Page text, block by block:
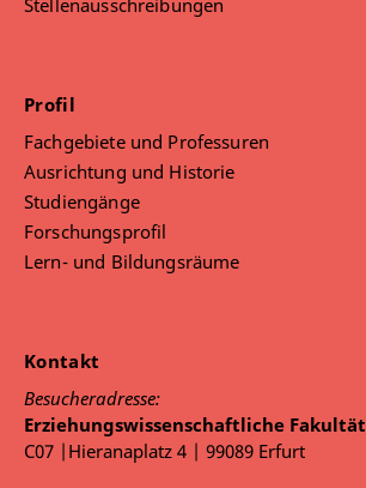
Stellenausschreibungen
Profil
Fachgebiete und Professuren
Ausrichtung und Historie
Studiengänge
Forschungsprofil
Lern- und Bildungsräume
Kontakt
Besucheradresse:
Erziehungswissenschaftliche Fakultät
C07 |Hieranaplatz 4 | 99089 Erfurt